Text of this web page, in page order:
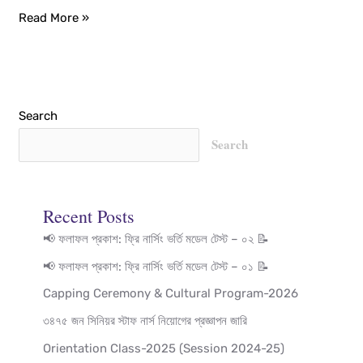
Read More »
Search
Search
Recent Posts
📢 ফলাফল প্রকাশ: ফ্রি নার্সিং ভর্তি মডেল টেস্ট – ০২ 📝
📢 ফলাফল প্রকাশ: ফ্রি নার্সিং ভর্তি মডেল টেস্ট – ০১ 📝
Capping Ceremony & Cultural Program-2026
৩৪৭৫ জন সিনিয়র স্টাফ নার্স নিয়োগের প্রজ্ঞাপন জারি
Orientation Class-2025 (Session 2024-25)